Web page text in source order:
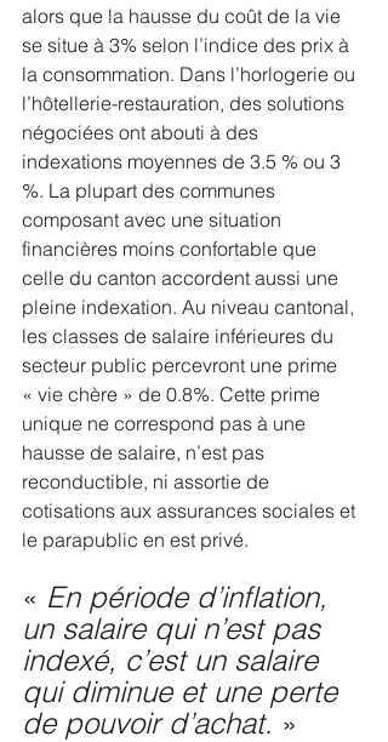
alors que la hausse du coût de la vie
se situe à 3% selon l’indice des prix à
la consommation. Dans l’horlogerie ou
l’hôtellerie-restauration, des solutions
négociées ont abouti à des
indexations moyennes de 3.5 % ou 3
%. La plupart des communes
composant avec une situation
financières moins confortable que
celle du canton accordent aussi une
pleine indexation. Au niveau cantonal,
les classes de salaire inférieures du
secteur public percevront une prime
« vie chère » de 0.8%. Cette prime
unique ne correspond pas à une
hausse de salaire, n’est pas
reconductible, ni assortie de
cotisations aux assurances sociales et
le parapublic en est privé.
« En période d’inflation,
un salaire qui n’est pas
indexé, c’est un salaire
qui diminue et une perte
de pouvoir d’achat. »